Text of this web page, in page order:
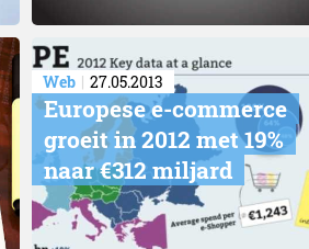
Web 27.05.2013
Europese e-commerce
groeit in 2012 met 19%
naar €312 miljard